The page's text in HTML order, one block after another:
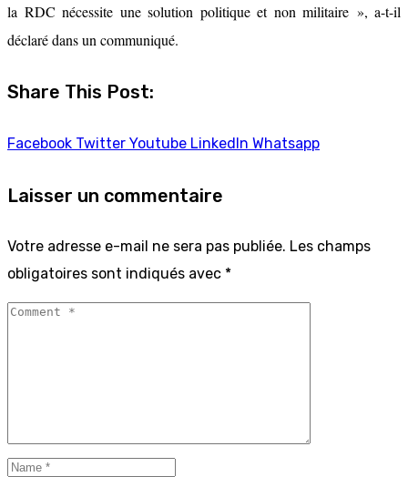
la RDC nécessite une solution politique et non militaire », a-t-il
déclaré dans un communiqué.
Share This Post:
Facebook Twitter Youtube LinkedIn Whatsapp
Laisser un commentaire
Votre adresse e-mail ne sera pas publiée. Les champs
obligatoires sont indiqués avec *